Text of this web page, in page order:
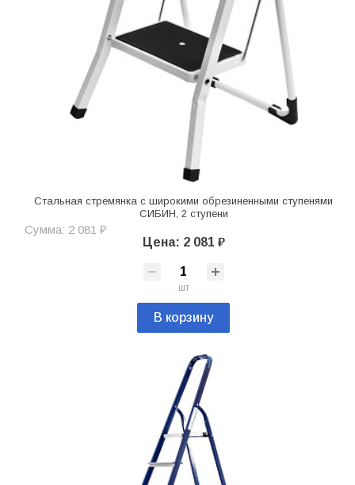
Стальная стремянка c широкими обрезиненными ступенями
СИБИН, 2 ступени
Сумма: 2 081 ₽
Цена: 2 081 ₽
шт
В корзину